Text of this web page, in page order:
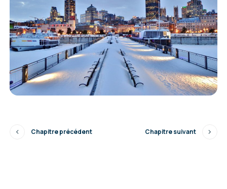
Chapitre précédent Chapitre suivant